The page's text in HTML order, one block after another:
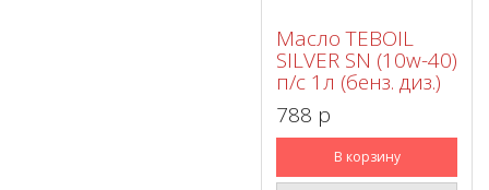
Масло TEBOIL
SILVER SN (10w-40)
п/с 1л (бенз. диз.)
788 p
В корзину